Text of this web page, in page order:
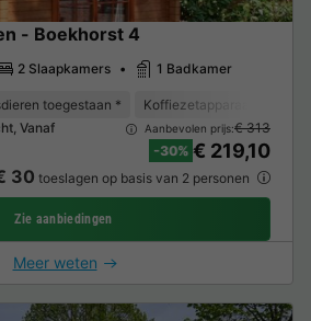
- Boekhorst 4
2 Slaapkamers 1 Badkamer
toegestaan * Koffiezetapparaat
Vanaf
Aanbevolen prijs:€ 313
-30% € 219,10
30 toeslagen op basis van 2 personen
Zie aanbiedingen
Meer weten